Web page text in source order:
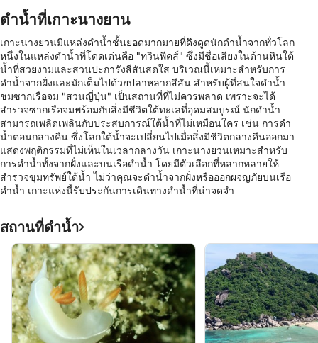
ดำน้ำที่เกาะนางยาน
เกาะนางยวนมีแหล่งดำน้ำชั้นยอดมากมายที่ดึงดูดนักดำน้ำจากทั่วโลก
หนึ่งในแหล่งดำน้ำที่โดดเด่นคือ "ทวินพีคส์" ซึ่งมีชื่อเสียงในด้านหินใต้
น้ำที่สวยงามและสวนปะการังสีสันสดใส บริเวณนี้เหมาะสำหรับการ
ดำน้ำจากฝั่งและมักเต็มไปด้วยปลาหลากสีสัน สำหรับผู้ที่สนใจดำน้ำ
ชมซากเรือจม "สวนญี่ปุ่น" เป็นสถานที่ที่ไม่ควรพลาด เพราะจะได้
สำรวจซากเรือจมพร้อมกับสิ่งมีชีวิตใต้ทะเลที่อุดมสมบูรณ์ นักดำน้ำ
สามารถเพลิดเพลินกับประสบการณ์ใต้น้ำที่ไม่เหมือนใคร เช่น การดำ
น้ำตอนกลางคืน ซึ่งโลกใต้น้ำจะเปลี่ยนไปเมื่อสิ่งมีชีวิตกลางคืนออกมา
แสดงพฤติกรรมที่ไม่เห็นในเวลากลางวัน เกาะนางยวนเหมาะสำหรับ
การดำน้ำทั้งจากฝั่งและบนเรือดำน้ำ โดยมีตัวเลือกที่หลากหลายให้
สำรวจขุมทรัพย์ใต้น้ำ ไม่ว่าคุณจะดำน้ำจากฝั่งหรือออกผจญภัยบนเรือ
ดำน้ำ เกาะแห่งนี้รับประกันการเดินทางดำน้ำที่น่าจดจำ
สถานที่ดำน้ำ